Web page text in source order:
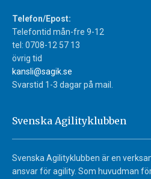
Telefon/Epost:
Telefontid mån-fre 9-12
tel: 0708-12 57 13
övrig tid
kansli@sagik.se
Svarstid 1-3 dagar på mail.
Svenska Agilityklubben
Svenska Agilityklubben är en
ansvar för agility. Som huvudman